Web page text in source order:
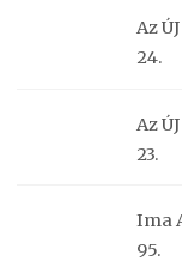
Az
24.
Az
23.
Ima
95.